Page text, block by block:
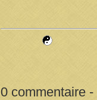
0 commentaire -